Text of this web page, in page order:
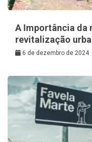
A Importância da
revitalização
6 de dezembro de 2024